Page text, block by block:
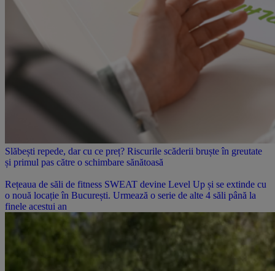
Slăbești repede, dar cu ce preț? Riscurile scăderii bruște în greutate
și primul pas către o schimbare sănătoasă
Rețeaua de săli de fitness SWEAT devine Level Up și se extinde cu
o nouă locație în București. Urmează o serie de alte 4 săli până la
finele acestui an